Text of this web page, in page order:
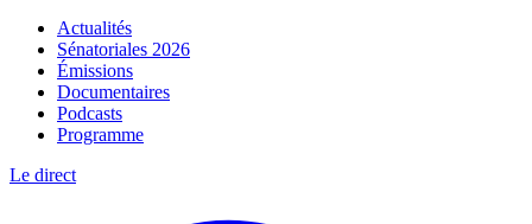
Actualités
Sénatoriales 2026
Émissions
Documentaires
Podcasts
Programme
Le direct